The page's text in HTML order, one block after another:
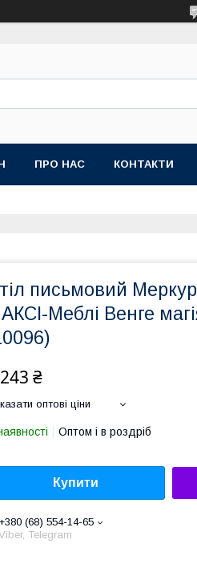
ПРО НАС КОНТАКТИ
письмовий
Меблі Венге
₴
оптові ціни
Оптом і в роздріб
Купити
+380 (68) 554-14-65
Telegram